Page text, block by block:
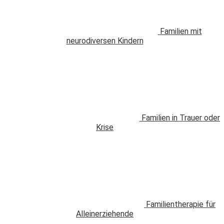
Familien mit
neurodiversen Kindern
Familien in Trauer oder
Krise
Familientherapie für
Alleinerziehende